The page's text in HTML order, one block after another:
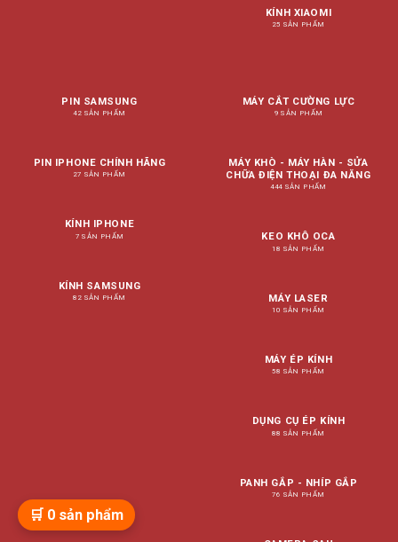
KÍNH XIAOMI
25 SẢN PHẨM
PIN SAMSUNG
42 SẢN PHẨM
PIN IPHONE CHÍNH HÃNG
27 SẢN PHẨM
KÍNH IPHONE
7 SẢN PHẨM
KÍNH SAMSUNG
82 SẢN PHẨM
MÁY CẮT CƯỜNG LỰC
9 SẢN PHẨM
MÁY KHÒ - MÁY HÀN - SỬA
CHỮA ĐIỆN THOẠI ĐA NĂNG
444 SẢN PHẨM
KEO KHÔ OCA
18 SẢN PHẨM
MÁY LASER
10 SẢN PHẨM
MÁY ÉP KÍNH
58 SẢN PHẨM
DỤNG CỤ ÉP KÍNH
88 SẢN PHẨM
PANH GẮP - NHÍP GẮP
76 SẢN PHẨM
🛒 0 sản phẩm